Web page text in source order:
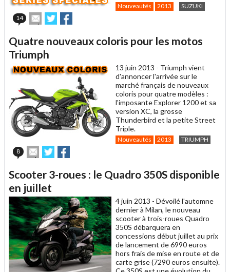
Nouveautés 2013
SUZUKI
14
Envoyer
cet
à
un
ami
Partager
sur sur
Quatre nouveaux coloris pour les motos
Triumph
13 juin 2013 - Triumph vient
d'annoncer l'arrivée sur le
marché français de nouveaux
coloris pour quatre modèles :
l'imposante Explorer 1200 et sa
version XC, la grosse
Thunderbird et la petite Street
Triple.
Nouveautés 2013
TRIUMPH
8
Envoyer
cet
à
un
ami
Partager
sur sur
Scooter 3-roues : le Quadro 350S disponible
en juillet
4 juin 2013 - Dévoilé l'automne
dernier à Milan, le nouveau
scooter à trois-roues Quadro
350S débarquera en
concessions début juillet au prix
de lancement de 6990 euros
hors frais de mise en route et de
carte grise (7290 euros ensuite).